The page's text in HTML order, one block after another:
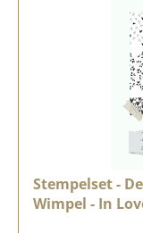
Stempelset -
Wimpel - In